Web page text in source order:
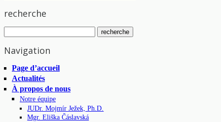
recherche
Navigation
Page d’accueil
Actualités
À propos de nous
Notre équipe
JUDr. Mojmír Ježek, Ph.D.
Mgr. Eliška Čáslavská